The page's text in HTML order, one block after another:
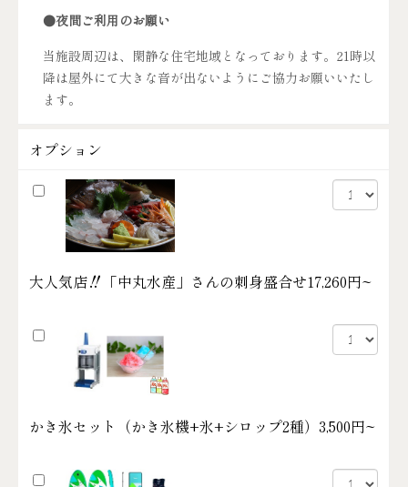
●夜間ご利用のお願い
当施設周辺は、閑静な住宅地域となっております。21時以
降は屋外にて大きな音が出ないようにご協力お願いいたし
ます。
オプション
大人気店‼「中丸水産」さんの刺身盛合せ17,260円~
かき氷セット（かき氷機+氷+シロップ2種） 3,500円~